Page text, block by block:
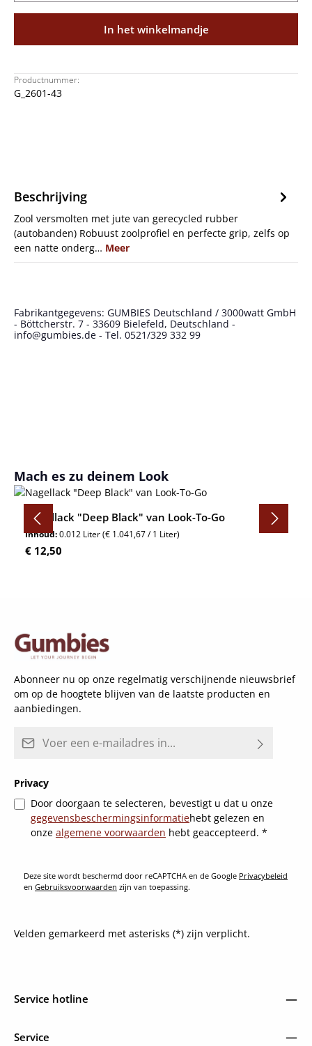
In het winkelmandje
Productnummer:
G_2601-43
Beschrijving
Zool versmolten met jute van gerecycled rubber
(autobanden) Robuust zoolprofiel en perfecte grip, zelfs op
een natte onderg… Meer
Fabrikantgegevens: GUMBIES Deutschland / 3000watt GmbH
- Böttcherstr. 7 - 33609 Bielefeld, Deutschland -
info@gumbies.de - Tel. 0521/329 332 99
Productgalerij overslaan
Mach es zu deinem Look
Nagellack "Deep Black" van Look-To-Go
Inhoud:0.012 Liter(€ 1.041,67 / 1 Liter)
Normale prijs:
€ 12,50
Abonneer nu op onze regelmatig verschijnende nieuwsbrief
om op de hoogtete blijven van de laatste producten en
aanbiedingen.
Privacy
Door doorgaan te selecteren, bevestigt u dat u onze
gegevensbeschermingsinformatiehebt gelezen en
onze algemene voorwaarden hebt geaccepteerd. *
Deze site wordt beschermd door reCAPTCHA en de Google Privacybeleid
en Gebruiksvoorwaarden zijn van toepassing.
Velden gemarkeerd met asterisks (*) zijn verplicht.
Service hotline
Service